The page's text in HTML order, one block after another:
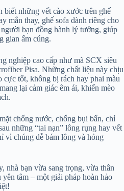
biết những vết cào xước trên ghế
mắn thay, ghế sofa dành riêng cho
bạn đồng hành lý tưởng, giúp
gian ấm cúng.
nghiệp cao cấp như mã SCX siêu
Pisa. Những chất liệu này chịu
cực tốt, không bị rách hay phai màu
lại cảm giác êm ái, khiến mèo
chống nước, chống bụi bẩn, chỉ
những “tai nạn” lông rụng hay vết
vì chúng dễ bám lông và hỏng
nhà bạn vừa sang trọng, vừa thân
tâm – một giải pháp hoàn hảo